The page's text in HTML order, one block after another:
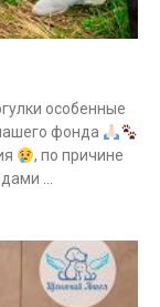
особенные
фонда
, по причине
…